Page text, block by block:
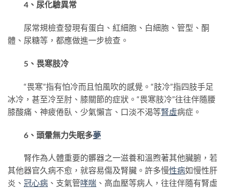
4、尿化驗異常
尿常規檢查發現有蛋白、紅細胞、白細胞、管型、酮
體、尿糖等，都應做進一步檢查。
5、畏寒肢冷
“畏寒”指有怕冷而且怕風吹的感覺。“肢冷”指四肢手足
冰冷，甚至冷至肘、膝關節的症狀。“畏寒肢冷”往往伴隨腰
膝酸痛、神疲倦臥、少氣懶言、口淡不渴等腎虛病症。
6、頭暈無力失眠多夢
腎作為人體重要的髒器之一滋養和溫煦著其他臟腑，若
其他器官久病不愈，就容易傷及腎臟。許多慢性病如慢性肝
炎、 冠心病 、支氣管哮喘 、高血壓等病人，往往伴隨有腎虛